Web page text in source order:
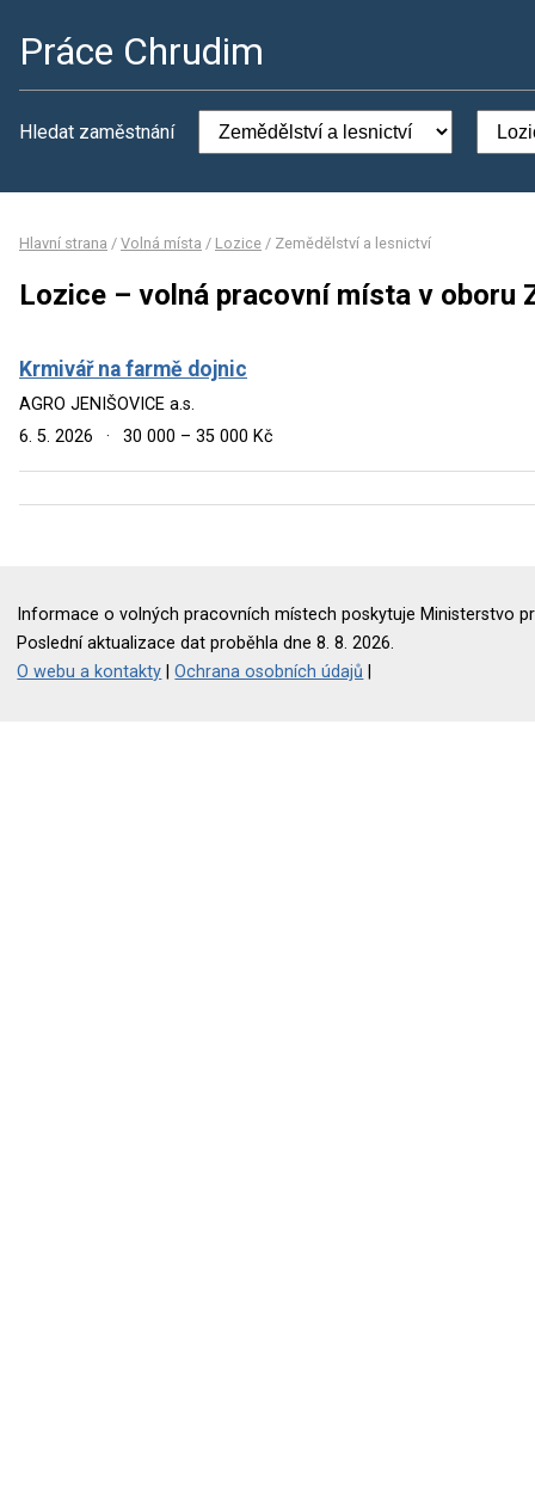
Práce Chrudim
Hledat zaměstnání
Hlavní strana / Volná místa / Lozice / Zemědělství a lesnictví
Lozice – volná pracovní místa v oboru
Krmivář na farmě dojnic
AGRO JENIŠOVICE a.s.
6. 5. 2026
· 30 000 – 35 000 Kč
Informace o volných pracovních místech poskytuje Ministerstvo
Poslední aktualizace dat proběhla dne 8. 8. 2026.
O webu a kontakty |Ochrana osobních údajů